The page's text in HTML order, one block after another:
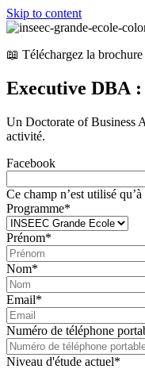
Skip to content
📖 Téléchargez la brochure
Executive DBA
Un Doctorate of Business
activité.
Facebook
Ce champ n’est utilisé
Programme*
Prénom*
Nom*
Email*
Numéro de téléphone
Niveau d'étude actuel*